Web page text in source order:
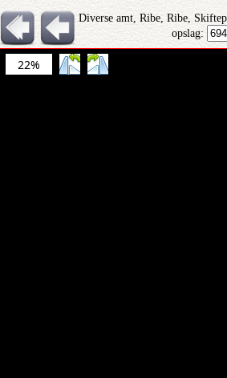
Diverse amt, Ribe, Ribe,
opslag:
22%